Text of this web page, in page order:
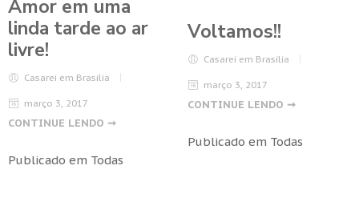
Amor em uma
linda tarde ao ar
livre!
Casarei em Brasilia
março 3, 2017
CONTINUE LENDO ➞
Publicado em Todas
Voltamos!!
Casarei em Brasilia
março 3, 2017
CONTINUE LENDO ➞
Publicado em Todas